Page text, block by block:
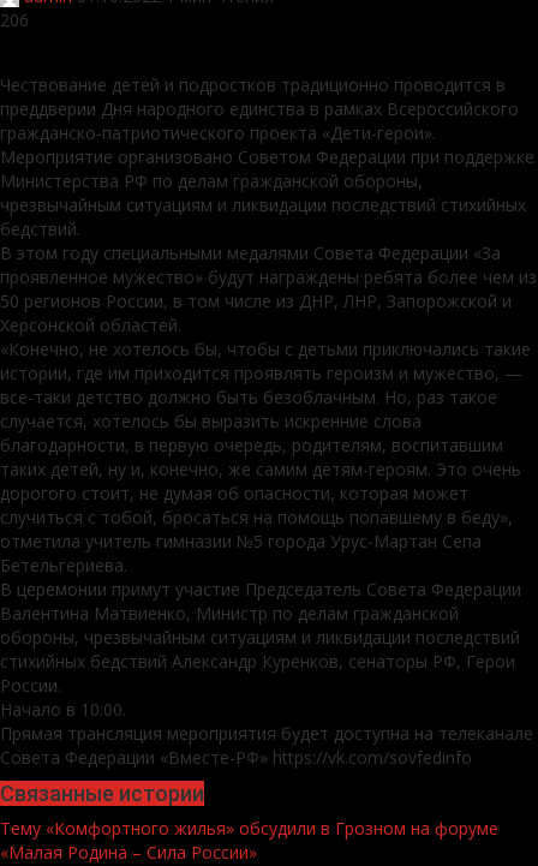
206
Чествование детей и подростков традиционно проводится в
преддверии Дня народного единства в рамках Всероссийского
гражданско-патриотического проекта «Дети-герои».
Мероприятие организовано Советом Федерации при поддержке
Министерства РФ по делам гражданской обороны,
чрезвычайным ситуациям и ликвидации последствий стихийных
бедствий.
В этом году специальными медалями Совета Федерации «За
проявленное мужество» будут награждены ребята более чем из
50 регионов России, в том числе из ДНР, ЛНР, Запорожской и
Херсонской областей.
«Конечно, не хотелось бы, чтобы с детьми приключались такие
истории, где им приходится проявлять героизм и мужество, —
все-таки детство должно быть безоблачным. Но, раз такое
случается, хотелось бы выразить искренние слова
благодарности, в первую очередь, родителям, воспитавшим
таких детей, ну и, конечно, же самим детям-героям. Это очень
дорогого стоит, не думая об опасности, которая может
случиться с тобой, бросаться на помощь попавшему в беду»,
отметила учитель гимназии №5 города Урус-Мартан Сепа
Бетельгериева.
В церемонии примут участие Председатель Совета Федерации
Валентина Матвиенко, Министр по делам гражданской
обороны, чрезвычайным ситуациям и ликвидации последствий
стихийных бедствий Александр Куренков, сенаторы РФ, Герои
России.
Начало в 10:00.
Прямая трансляция мероприятия будет доступна на телеканале
Совета Федерации «Вместе-РФ» https://vk.com/sovfedinfo
Связанные истории
Тему «Комфортного жилья» обсудили в Грозном на форуме
«Малая Родина – Сила России»